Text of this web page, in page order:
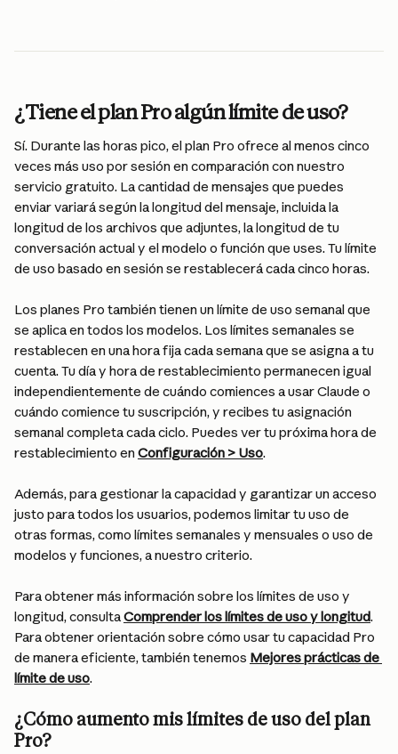
¿Tiene el plan Pro algún límite de uso?
Sí. Durante las horas pico, el plan Pro ofrece al menos cinco
veces más uso por sesión en comparación con nuestro
servicio gratuito. La cantidad de mensajes que puedes
enviar variará según la longitud del mensaje, incluida la
longitud de los archivos que adjuntes, la longitud de tu
conversación actual y el modelo o función que uses. Tu límite
de uso basado en sesión se restablecerá cada cinco horas.
Los planes Pro también tienen un límite de uso semanal que
se aplica en todos los modelos. Los límites semanales se
restablecen en una hora fija cada semana que se asigna a tu
cuenta. Tu día y hora de restablecimiento permanecen igual
independientemente de cuándo comiences a usar Claude o
cuándo comience tu suscripción, y recibes tu asignación
semanal completa cada ciclo. Puedes ver tu próxima hora de
restablecimiento en Configuración > Uso.
Además, para gestionar la capacidad y garantizar un acceso
justo para todos los usuarios, podemos limitar tu uso de
otras formas, como límites semanales y mensuales o uso de
modelos y funciones, a nuestro criterio.
Para obtener más información sobre los límites de uso y
longitud, consulta Comprender los límites de uso y longitud.
Para obtener orientación sobre cómo usar tu capacidad Pro
de manera eficiente, también tenemos Mejores prácticas de
límite de uso.
¿Cómo aumento mis límites de uso del plan
Pro?